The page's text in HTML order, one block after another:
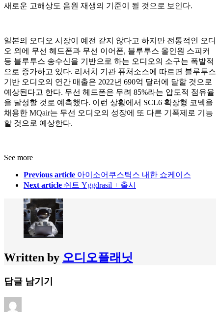
새로운 고해상도 음원 재생의 기준이 될 것으로 보인다.
일본의 오디오 시장이 예전 같지 않다고 하지만 전통적인 오디
오 외에 무선 헤드폰과 무선 이어폰, 블루투스 올인원 스피커
등 블루투스 송수신을 기반으로 하는 오디오의 소구는 폭발적
으로 증가하고 있다. 리서치 기관 퓨처소스에 따르면 블루투스
기반 오디오의 연간 매출은 2022년 690억 달러에 달할 것으로
예상된다고 한다. 무선 헤드폰은 무려 85%라는 압도적 점유율
을 달성할 것로 예측했다. 이런 상황에서 SCL6 확장형 코덱을
채용한 MQair는 무선 오디오의 성장에 또 다른 기폭제로 기능
할 것으로 예상한다.
See more
Previous article 아이소어쿠스틱스 내한 쇼케이스
Next article 쉬트 Yggdrasil + 출시
Written by 오디오플래닛
답글 남기기